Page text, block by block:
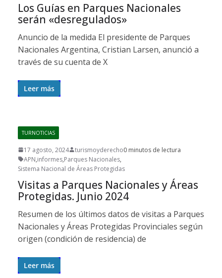
Los Guías en Parques Nacionales
serán «desregulados»
Anuncio de la medida El presidente de Parques
Nacionales Argentina, Cristian Larsen, anunció a
través de su cuenta de X
Leer más
TURNOTICIAS
17 agosto, 2024 turismoyderecho0 minutos de lectura
APN,informes,Parques Nacionales,
Sistema Nacional de Áreas Protegidas
Visitas a Parques Nacionales y Áreas
Protegidas. Junio 2024
Resumen de los últimos datos de visitas a Parques
Nacionales y Áreas Protegidas Provinciales según
origen (condición de residencia) de
Leer más